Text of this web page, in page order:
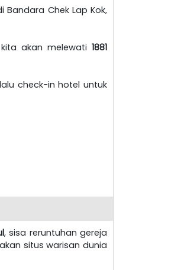
Chek Lap Kok,
akan melewati1881
check-in hotel untuk
, sisa reruntuhan gereja
situs warisan dunia